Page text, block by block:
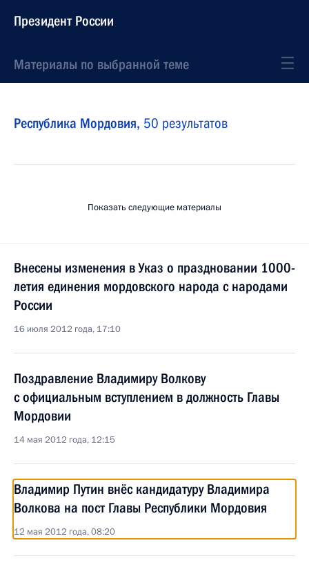
Президент России
Материалы по выбранной теме
Республика Мордовия, 50 результатов
Показать следующие материалы
Внесены изменения в Указ о праздновании 1000-
летия единения мордовского народа с народами
России
16 июля 2012 года, 17:10
Поздравление Владимиру Волкову
с официальным вступлением в должность Главы
Мордовии
14 мая 2012 года, 12:15
Владимир Путин внёс кандидатуру Владимира
Волкова на пост Главы Республики Мордовия
12 мая 2012 года, 08:20